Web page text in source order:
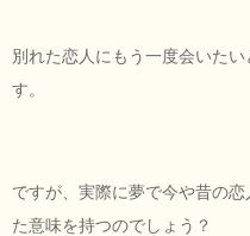
別れた恋人にもう一度会いた
す。
ですが、実際に夢で今や昔の
た意味を持つのでしょう？